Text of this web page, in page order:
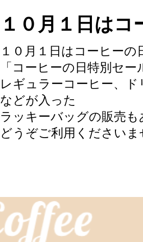
１０月１日はコ
１０月１日はコーヒーの
「コーヒーの日特別セー
レギュラーコーヒー、
などが入った
ラッキーバッグの販売も
どうぞご利用くださいま